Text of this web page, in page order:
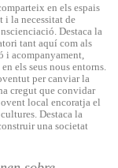
en els espais
i la necessitat de
Destaca la
tant aquí com als
i acompanyament,
els seus nous entorns.
per canviar la
cregut que convidar
local encoratja el
Destaca la
una societat